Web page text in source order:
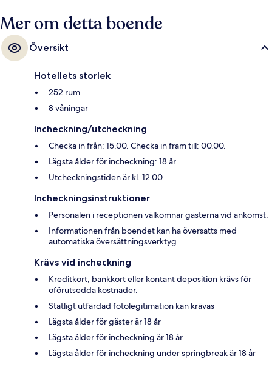
Mer om detta boende
Översikt
Hotellets storlek
252 rum
8 våningar
Incheckning/utcheckning
Checka in från: 15.00. Checka in fram till: 00.00.
Lägsta ålder för incheckning: 18 år
Utcheckningstiden är kl. 12.00
Incheckningsinstruktioner
Personalen i receptionen välkomnar gästerna vid ankomst.
Informationen från boendet kan ha översatts med
automatiska översättningsverktyg
Krävs vid incheckning
Kreditkort, bankkort eller kontant deposition krävs för
oförutsedda kostnader.
Statligt utfärdad fotolegitimation kan krävas
Lägsta ålder för gäster är 18 år
Lägsta ålder för incheckning är 18 år
Lägsta ålder för incheckning under springbreak är 18 år